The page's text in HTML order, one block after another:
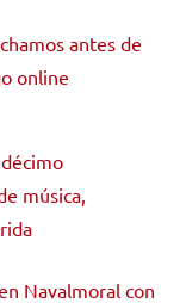
antes de
online
música,
Navalmoral con